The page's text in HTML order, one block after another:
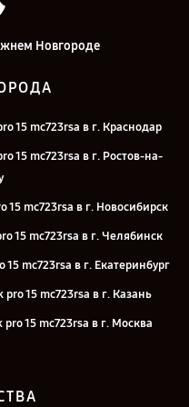
Новгороде
15 mc723rsa в г. Краснодар
15 mc723rsa в г. Ростов-на-
15 mc723rsa в г. Новосибирск
15 mc723rsa в г. Челябинск
mc723rsa в г. Екатеринбург
15 mc723rsa в г. Казань
15 mc723rsa в г. Москва